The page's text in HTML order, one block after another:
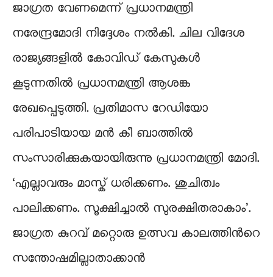
ജാഗ്രത വേണമെന്ന് പ്രധാനമന്ത്രി
നരേന്ദ്രമോദി നിദ്ദേശം നൽകി. ചില വിദേശ
രാജ്യങ്ങളിൽ കോവിഡ് കേസുകൾ
കൂടുന്നതിൽ പ്രധാനമന്ത്രി ആശങ്ക
രേഖപ്പെടുത്തി. പ്രതിമാസ റേഡിയോ
പരിപാടിയായ മൻ കീ ബാത്തിൽ
സംസാരിക്കുകയായിരുന്നു പ്രധാനമന്ത്രി മോദി.
‘എല്ലാവരും മാസ്ക് ധരിക്കണം. ശുചിത്വം
പാലിക്കണം. സൂക്ഷിച്ചാൽ സുരക്ഷിതരാകാം’.
ജാഗ്രത കുറവ് മറ്റൊരു ഉത്സവ കാലത്തിൻറെ
സന്തോഷമില്ലാതാക്കാൻ